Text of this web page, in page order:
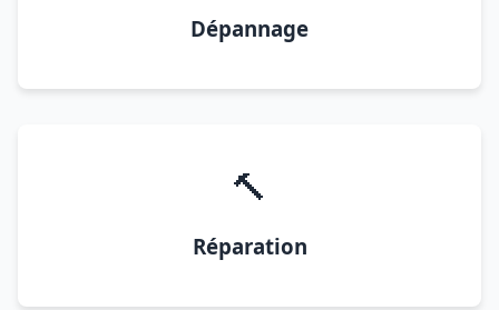
Dépannage
🔨
Réparation